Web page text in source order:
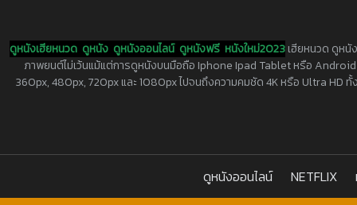
ดูหนังเฮียหนวด ดูหนัง ดูหนังออนไลน์ ดูหนังฟรี หนังใหม่2023เฮียหนวด ดูหนั
ภาพยนต์ไม่เว้นแม้แต่การดูหนังบนมือถือ Iphone Ipad Tablet หรือ
360px, 480px, 720px และ 1080px ไปจนถึงความคมชัด 4K หรือ Ultra HD
ดูหนังออนไลน์ NETFLIX